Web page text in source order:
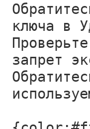
ключа в
запрет